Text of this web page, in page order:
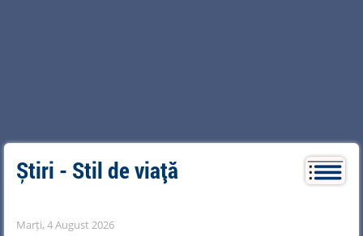
Știri - Stil de viață
Marți, 4 August 2026